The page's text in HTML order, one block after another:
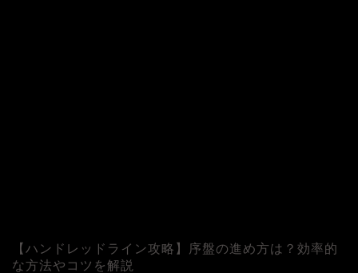
【ハンドレッドライン攻略】序盤の進め方は？効率的
な方法やコツを解説